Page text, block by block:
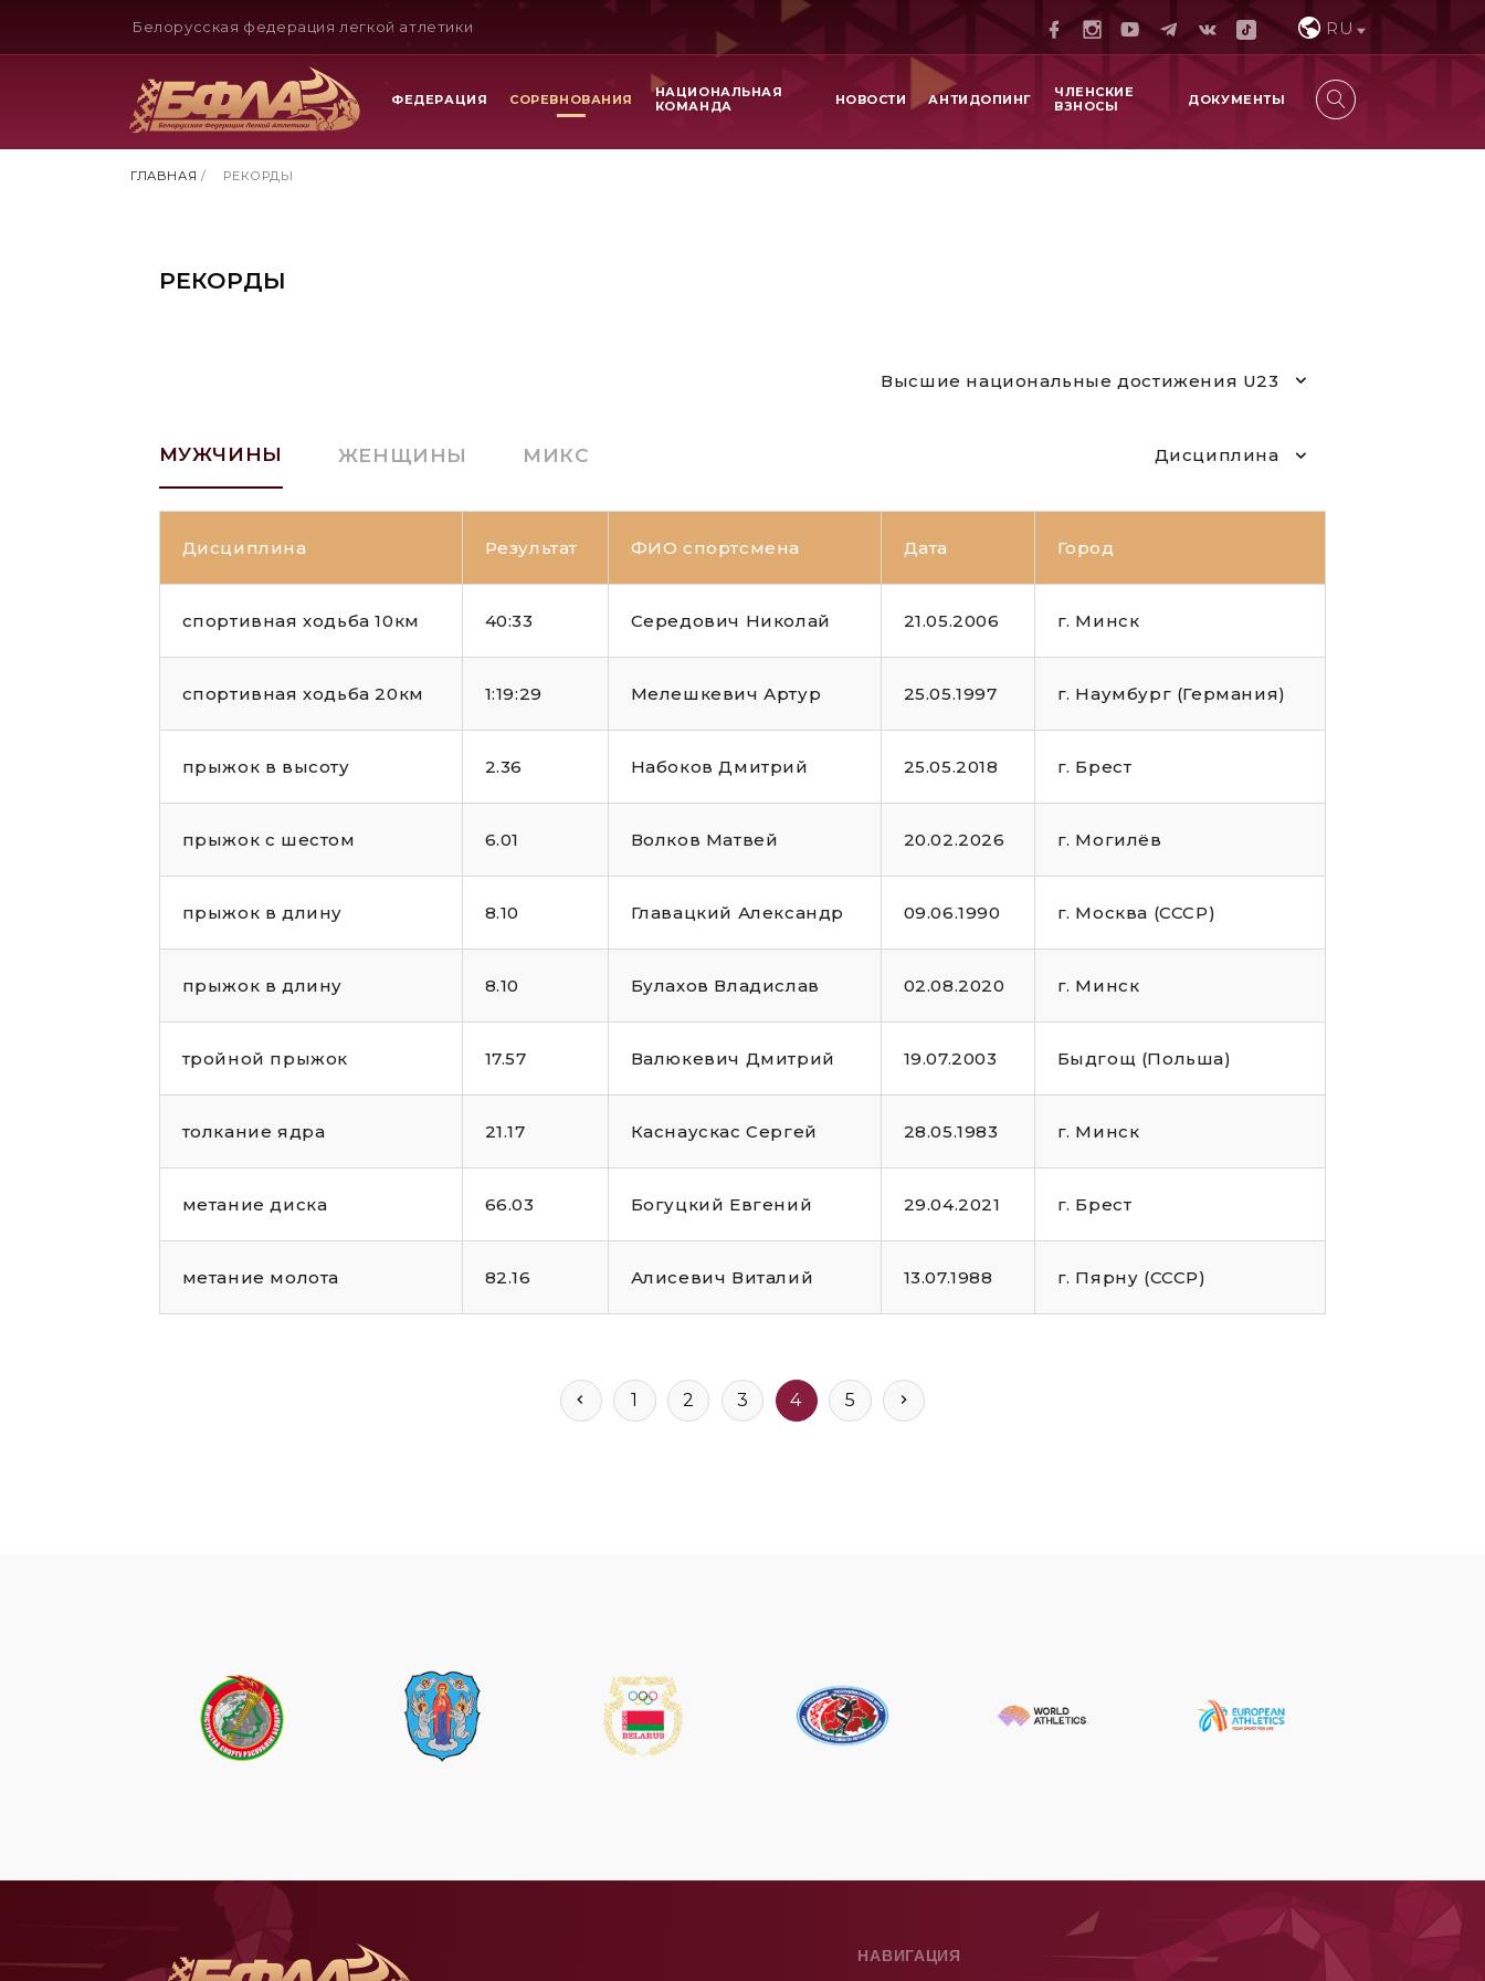
Белорусская федерация легкой атлетики RU
ФЕДЕРАЦИЯ СОРЕВНОВАНИЯ
НАЦИОНАЛЬНАЯ
КОМАНДА
НОВОСТИ АНТИДОПИНГ
ЧЛЕНСКИЕ
ВЗНОСЫ
ДОКУМЕНТЫ
ГЛАВНАЯ / РЕКОРДЫ
РЕКОРДЫ
Высшие национальные достижения U23
МУЖЧИНЫ ЖЕНЩИНЫ МИКС Дисциплина
Дисциплина Результат ФИО спортсмена Дата Город
спортивная ходьба 10км 40:33 Середович Николай 21.05.2006 г. Минск
спортивная ходьба 20км 1:19:29 Мелешкевич Артур 25.05.1997 г. Наумбург (Германия)
прыжок в высоту 2.36 Набоков Дмитрий 25.05.2018 г. Брест
прыжок с шестом 6.01 Волков Матвей 20.02.2026 г. Могилёв
прыжок в длину 8.10 Главацкий Александр 09.06.1990 г. Москва (СССР)
прыжок в длину 8.10 Булахов Владислав 02.08.2020 г. Минск
тройной прыжок 17.57 Валюкевич Дмитрий 19.07.2003 Быдгощ (Польша)
толкание ядра 21.17 Каснаускас Сергей 28.05.1983 г. Минск
метание диска 66.03 Богуцкий Евгений 29.04.2021 г. Брест
метание молота 82.16 Алисевич Виталий 13.07.1988 г. Пярну (СССР)
1 2 3 4 5
НАВИГАЦИЯ